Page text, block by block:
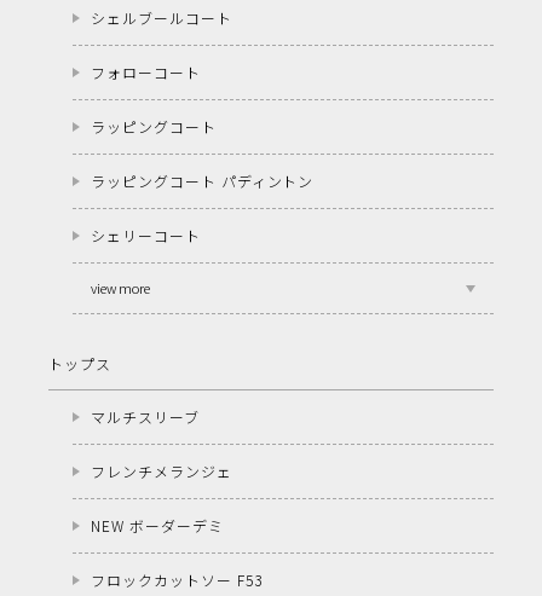
シェルブールコート
フォローコート
ラッピングコート
ラッピングコート パディントン
シェリーコート
view more
トップス
マルチスリーブ
フレンチメランジェ
NEW ボーダーデミ
フロックカットソー F53